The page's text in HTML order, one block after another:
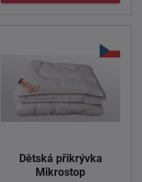
Dětská přikrývka
Mikrostop